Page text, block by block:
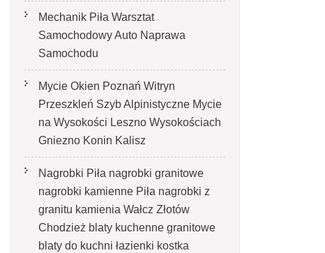
Mechanik Piła Warsztat
Samochodowy Auto Naprawa
Samochodu
Mycie Okien Poznań Witryn
Przeszkleń Szyb Alpinistyczne Mycie
na Wysokości Leszno Wysokościach
Gniezno Konin Kalisz
Nagrobki Piła nagrobki granitowe
nagrobki kamienne Piła nagrobki z
granitu kamienia Wałcz Złotów
Chodzież blaty kuchenne granitowe
blaty do kuchni łazienki kostka